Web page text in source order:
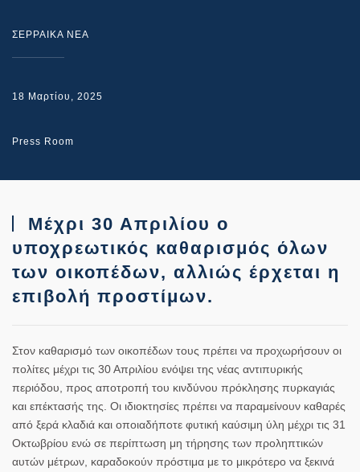
ΣΕΡΡΑΙΚΑ ΝΕΑ
18 Μαρτίου, 2025
Press Room
Μέχρι 30 Απριλίου ο
υποχρεωτικός καθαρισμός όλων
των οικοπέδων, αλλιώς έρχεται η
επιβολή προστίμων.
Στον καθαρισμό των οικοπέδων τους πρέπει να προχωρήσουν οι
πολίτες μέχρι τις 30 Απριλίου ενόψει της νέας αντιπυρικής
περιόδου, προς αποτροπή του κινδύνου πρόκλησης πυρκαγιάς
και επέκτασής της. Οι ιδιοκτησίες πρέπει να παραμείνουν καθαρές
από ξερά κλαδιά και οποιαδήποτε φυτική καύσιμη ύλη μέχρι τις 31
Οκτωβρίου ενώ σε περίπτωση μη τήρησης των προληπτικών
αυτών μέτρων, καραδοκούν πρόστιμα με το μικρότερο να ξεκινά